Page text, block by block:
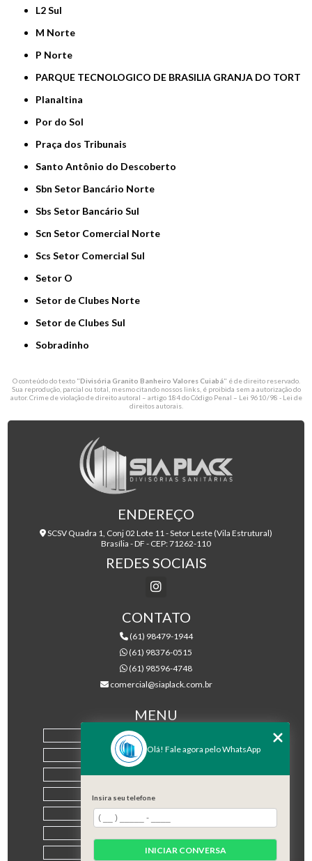
L2 Sul
M Norte
P Norte
PARQUE TECNOLOGICO DE BRASILIA GRANJA DO TORT
Planaltina
Por do Sol
Praça dos Tribunais
Santo Antônio do Descoberto
Sbn Setor Bancário Norte
Sbs Setor Bancário Sul
Scn Setor Comercial Norte
Scs Setor Comercial Sul
Setor O
Setor de Clubes Norte
Setor de Clubes Sul
Sobradinho
O conteúdo do texto "Divisória Granito Banheiro Valores Cuiabá" é de direito reservado.
Sua reprodução, parcial ou total, mesmo citando nossos links, é proibida sem a autorização do
autor. Crime de violação de direito autoral – artigo 184 do Código Penal – Lei 9610/98 - Lei de
direitos autorais.
ENDEREÇO
SCSV Quadra 1, Conj 02 Lote 11 - Setor Leste (Vila Estrutural)
Brasília - DF - CEP: 71262-110
REDES SOCIAIS
CONTATO
(61) 98479-1944
(61) 98376-0515
(61) 98596-4748
comercial@siaplack.com.br
MENU
EMPRESA
PRODUTOS
MAPA DO SITE
Olá! Fale agora pelo WhatsApp
Insira seu telefone
INICIAR CONVERSA